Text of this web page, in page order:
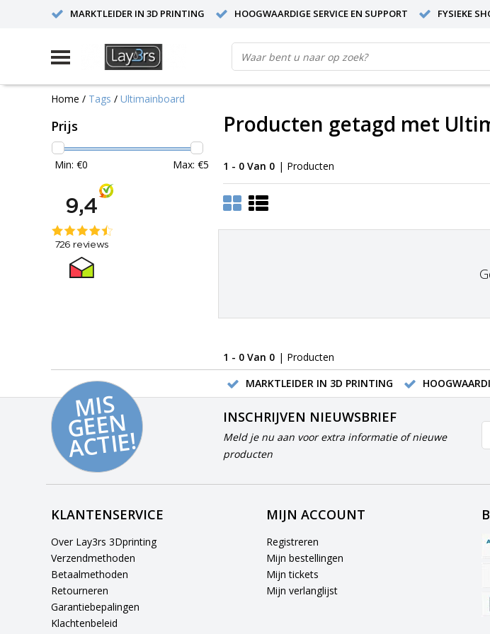
MARKTLEIDER IN 3D PRINTING HOOGWAARDIGE SERVICE EN SUPPORT FYSIEKE
Home / Tags / Ultimainboard
Prijs
Min: €0 Max: €5
Producten getagd met
1 - 0 Van 0 | Producten
1 - 0 Van 0 | Producten
MARKTLEIDER IN 3D PRINTING
MI
S
G
E
E
N
A
C
TI
E!
INSCHRIJVEN NIEUWSBRIEF
Meld je nu aan voor extra informatie of nieuwe
producten
KLANTENSERVICE
Over Lay3rs 3Dprinting
Verzendmethoden
Betaalmethoden
Retourneren
Garantiebepalingen
Klachtenbeleid
MIJN ACCOUNT
Registreren
Mijn bestellingen
Mijn tickets
Mijn verlanglijst